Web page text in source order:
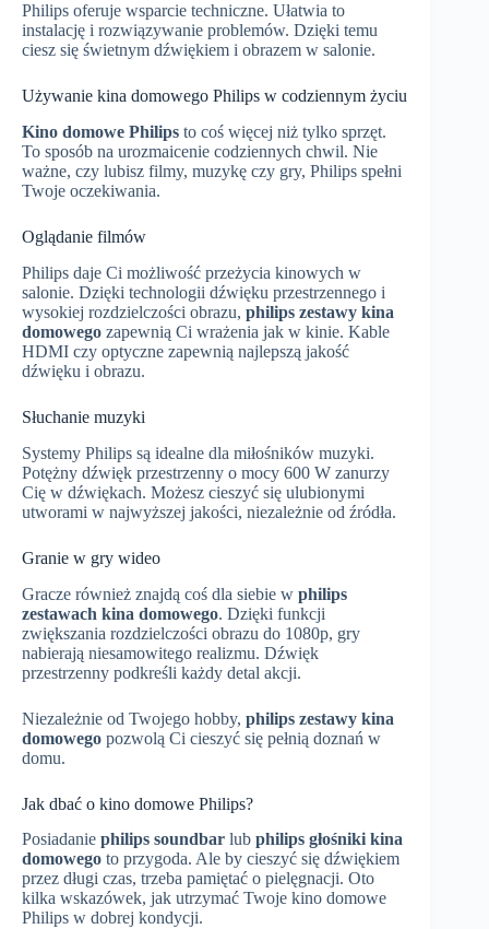
Philips oferuje wsparcie techniczne. Ułatwia to
instalację i rozwiązywanie problemów. Dzięki temu
ciesz się świetnym dźwiękiem i obrazem w salonie.
Używanie kina domowego Philips w codziennym życiu
Kino domowe Philips to coś więcej niż tylko sprzęt.
To sposób na urozmaicenie codziennych chwil. Nie
ważne, czy lubisz filmy, muzykę czy gry, Philips spełni
Twoje oczekiwania.
Oglądanie filmów
Philips daje Ci możliwość przeżycia kinowych w
salonie. Dzięki technologii dźwięku przestrzennego i
wysokiej rozdzielczości obrazu, philips zestawy kina
domowego zapewnią Ci wrażenia jak w kinie. Kable
HDMI czy optyczne zapewnią najlepszą jakość
dźwięku i obrazu.
Słuchanie muzyki
Systemy Philips są idealne dla miłośników muzyki.
Potężny dźwięk przestrzenny o mocy 600 W zanurzy
Cię w dźwiękach. Możesz cieszyć się ulubionymi
utworami w najwyższej jakości, niezależnie od źródła.
Granie w gry wideo
Gracze również znajdą coś dla siebie w philips
zestawach kina domowego. Dzięki funkcji
zwiększania rozdzielczości obrazu do 1080p, gry
nabierają niesamowitego realizmu. Dźwięk
przestrzenny podkreśli każdy detal akcji.
Niezależnie od Twojego hobby, philips zestawy kina
domowego pozwolą Ci cieszyć się pełnią doznań w
domu.
Jak dbać o kino domowe Philips?
Posiadanie philips soundbar lub philips głośniki kina
domowego to przygoda. Ale by cieszyć się dźwiękiem
przez długi czas, trzeba pamiętać o pielęgnacji. Oto
kilka wskazówek, jak utrzymać Twoje kino domowe
Philips w dobrej kondycji.